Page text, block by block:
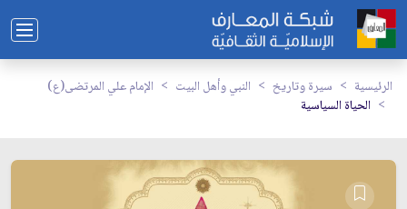
الرئيسية سيرة وتاريخ النبي وأهل البيت
الإمام علي المرتضى(ع)
الحياة السياسية